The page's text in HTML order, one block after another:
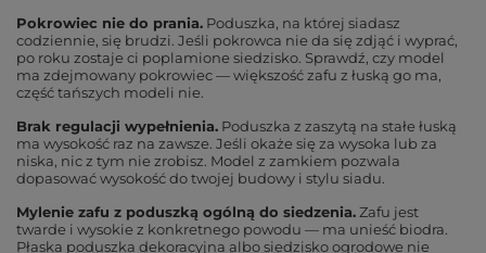
Pokrowiec nie do prania. Poduszka, na której siadasz
codziennie, się brudzi. Jeśli pokrowca nie da się zdjąć i wyprać,
po roku zostaje ci poplamione siedzisko. Sprawdź, czy model
ma zdejmowany pokrowiec — większość zafu z łuską go ma,
część tańszych modeli nie.
Brak regulacji wypełnienia. Poduszka z zaszytą na stałe łuską
ma wysokość raz na zawsze. Jeśli okaże się za wysoka lub za
niska, nic z tym nie zrobisz. Model z zamkiem pozwala
dopasować wysokość do twojej budowy i stylu siadu.
Mylenie zafu z poduszką ogólną do siedzenia.Zafu jest
twarde i wysokie z konkretnego powodu — ma unieść biodra.
Płaska poduszka dekoracyjna albo siedzisko ogrodowe nie